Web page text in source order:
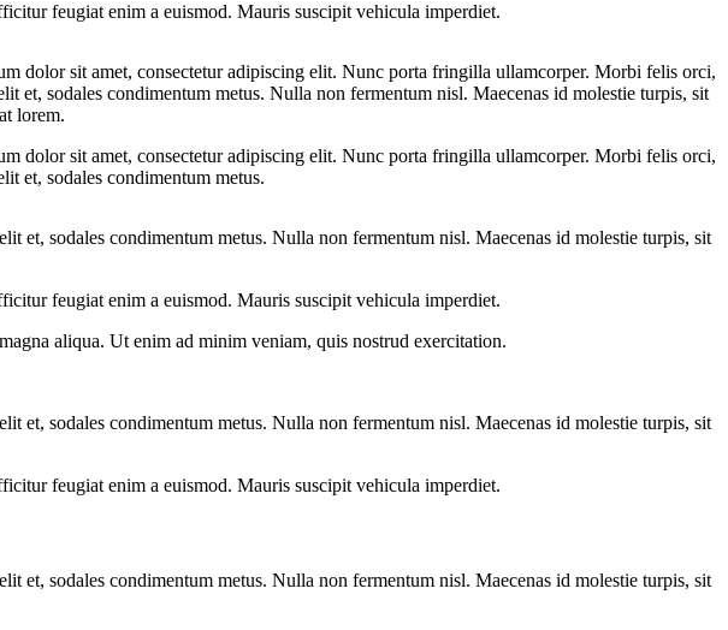
feugiat enim a euismod. Mauris suscipit vehicula imperdiet.
dolor sit amet, consectetur adipiscing elit. Nunc porta fringilla ullamcorper. Morbi felis orci,
et, sodales condimentum metus. Nulla non fermentum nisl. Maecenas id molestie turpis, sit
lorem.
dolor sit amet, consectetur adipiscing elit. Nunc porta fringilla ullamcorper. Morbi felis orci,
et, sodales condimentum metus.
sodales condimentum metus. Nulla non fermentum nisl. Maecenas id molestie turpis, sit
feugiat enim a euismod. Mauris suscipit vehicula imperdiet.
aliqua. Ut enim ad minim veniam, quis nostrud exercitation.
sodales condimentum metus. Nulla non fermentum nisl. Maecenas id molestie turpis, sit
feugiat enim a euismod. Mauris suscipit vehicula imperdiet.
sodales condimentum metus. Nulla non fermentum nisl. Maecenas id molestie turpis, sit